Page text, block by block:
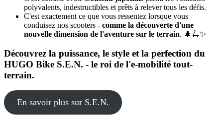
polyvalents, indestructibles et prêts à relever tous les défis.
C'est exactement ce que vous ressentez lorsque vous
conduisez nos scooters - comme la découverte d'une
nouvelle dimension de l'aventure sur le terrain. 🌲🛴✨
Découvrez la puissance, le style et la perfection du
HUGO Bike S.E.N. - le roi de l'e-mobilité tout-
terrain.
En savoir plus sur S.E.N.